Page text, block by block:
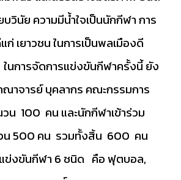
บวินัย ความมีน้ำใจเป็นนักกีฬา การ
ก่ เยาวชน ในการเป็นพลเมืองดี
นการจัดการแข่งขันกีฬาครั้งนี้ ยัง
าจารย์ บุคลากร คณะกรรมการ
วน 100 คน และนักกีฬาเข้าร่วม
น 500 คน รวมทั้งสิ้น 600 คน
แข่งขันกีฬา 6 ชนิด คือ ฟุตบอล,